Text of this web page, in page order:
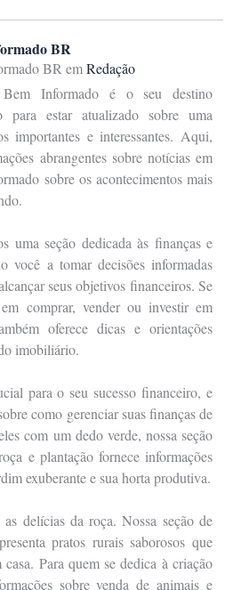
BR
BR emRedação
Informado é o seu destino
para estar atualizado sobre uma
importantes e interessantes. Aqui,
abrangentes sobre notícias em
sobre os acontecimentos mais
uma seção dedicada às finanças e
você a tomar decisões informadas
seus objetivos financeiros. Se
comprar, vender ou investir em
oferece dicas e orientações
imobiliário.
para o seu sucesso financeiro, e
como gerenciar suas finanças de
com um dedo verde, nossa seção
e plantação fornece informações
exuberante e sua horta produtiva.
delícias da roça. Nossa seção de
pratos rurais saborosos que
Para quem se dedica à criação
sobre venda de animais e